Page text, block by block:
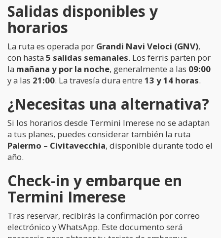
Salidas disponibles y
horarios
La ruta es operada por Grandi Navi Veloci (GNV),
con hasta 5 salidas semanales. Los ferris parten por
la mañana y por la noche, generalmente a las 09:00
y a las 21:00. La travesía dura entre 13 y 14 horas.
¿Necesitas una alternativa?
Si los horarios desde Termini Imerese no se adaptan
a tus planes, puedes considerar también la ruta
Palermo – Civitavecchia, disponible durante todo el
año.
Check-in y embarque en
Termini Imerese
Tras reservar, recibirás la confirmación por correo
electrónico y WhatsApp. Este documento será